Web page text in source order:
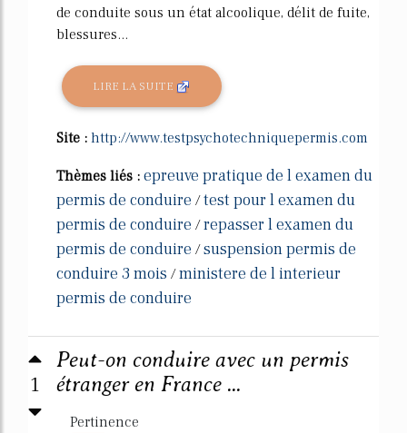
de conduite sous un état alcoolique, délit de fuite,
blessures...
LIRE LA SUITE
Site : http://www.testpsychotechniquepermis.com
Thèmes liés : epreuve pratique de l examen du
permis de conduire /test pour l examen du
permis de conduire /repasser l examen du
permis de conduire /suspension permis de
conduire 3 mois /ministere de l interieur
permis de conduire
1
Peut-on conduire avec un permis
étranger en France ...
Pertinence